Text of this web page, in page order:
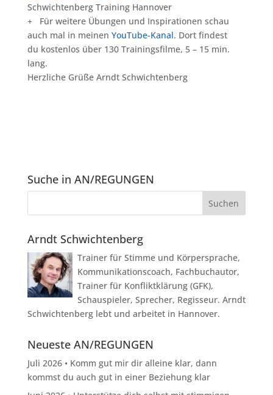
Schwichtenberg Training Hannover
+ Für weitere Übungen und Inspirationen schau
auch mal in meinen YouTube-Kanal. Dort findest
du kostenlos über 130 Trainingsfilme, 5 – 15 min.
lang.
Herzliche Grüße Arndt Schwichtenberg
Suche in AN/REGUNGEN
Arndt Schwichtenberg
Trainer für Stimme und Körpersprache,
Kommunikationscoach, Fachbuchautor,
Trainer für Konfliktklärung (GFK),
Schauspieler, Sprecher, Regisseur. Arndt
Schwichtenberg lebt und arbeitet in Hannover.
Neueste AN/REGUNGEN
Juli 2026 • Komm gut mir dir alleine klar, dann
kommst du auch gut in einer Beziehung klar